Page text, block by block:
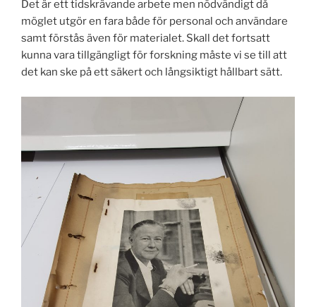
Det är ett tidskrävande arbete men nödvändigt då
möglet utgör en fara både för personal och användare
samt förstås även för materialet. Skall det fortsatt
kunna vara tillgängligt för forskning måste vi se till att
det kan ske på ett säkert och långsiktigt hållbart sätt.